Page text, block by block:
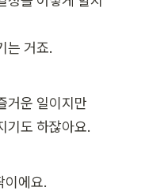
는 거죠.
거운 일이지만
기도 하잖아요.
이에요.